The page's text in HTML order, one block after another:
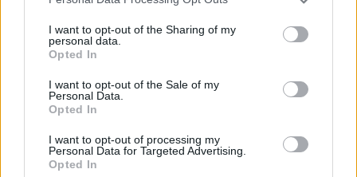
I want to opt-out of the Sharing of my
personal data.
Opted In
I want to opt-out of the Sale of my
Personal Data.
Opted In
I want to opt-out of processing my
Personal Data for Targeted Advertising.
Opted In